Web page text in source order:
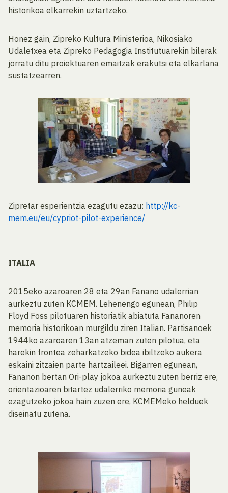
historikoa elkarrekin uztartzeko.
Honez gain, Zipreko Kultura Ministerioa, Nikosiako
Udaletxea eta Zipreko Pedagogia Institutuarekin bilerak
jorratu ditu proiektuaren emaitzak erakutsi eta elkarlana
sustatzearren.
Zipretar esperientzia ezagutu ezazu: http://kc-
mem.eu/eu/cypriot-pilot-experience/
ITALIA
2015eko azaroaren 28 eta 29an Fanano udalerrian
aurkeztu zuten KCMEM. Lehenengo egunean, Philip
Floyd Foss pilotuaren historiatik abiatuta Fananoren
memoria historikoan murgildu ziren Italian. Partisanoek
1944ko azaroaren 13an atzeman zuten pilotua, eta
harekin frontea zeharkatzeko bidea ibiltzeko aukera
eskaini zitzaien parte hartzaileei. Bigarren egunean,
Fananon bertan Ori-play jokoa aurkeztu zuten berriz ere,
orientazioaren bitartez udalerriko memoria guneak
ezagutzeko jokoa hain zuzen ere, KCMEMeko helduek
diseinatu zutena.